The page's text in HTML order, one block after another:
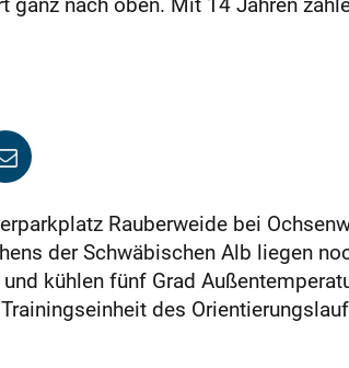
Rauberweide bei
der Schwäbischen Alb liegen
kühlen fünf Grad
des